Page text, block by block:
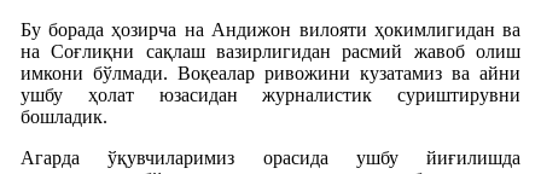
Бу борада ҳозирча на Андижон вилояти ҳокимлигидан ва
на Соғлиқни сақлаш вазирлигидан расмий жавоб олиш
имкони бўлмади. Воқеалар ривожини кузатамиз ва айни
ушбу ҳолат юзасидан журналистик суриштирувни
бошладик.
Агарда ўқувчиларимиз орасида ушбу йиғилишда